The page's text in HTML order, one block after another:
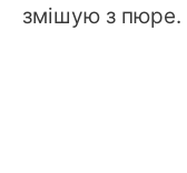
змішую з